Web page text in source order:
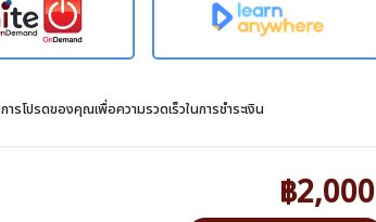
รโปรดของคุณเพื่อความรวดเร็วในการชำระเงิน
฿2,000